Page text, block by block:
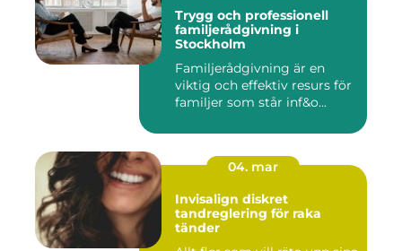
Trygg och professionell
familjerådgivning i
Stockholm
Familjerådgivning är en
viktig och effektiv resurs för
familjer som står inf&o...
04. mar
Invisalign diskret
tandreglering för raka
tänder